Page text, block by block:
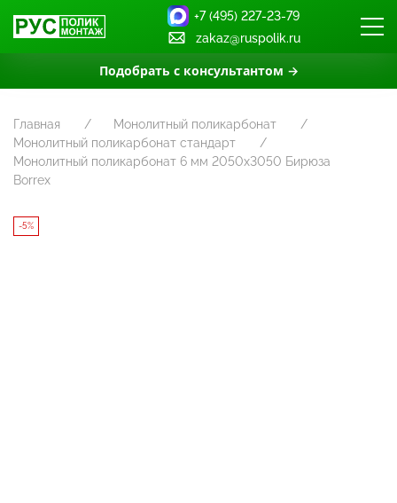
Подобрать с консультантом →
+7 (495) 227-23-79
zakaz@ruspolik.ru
Главная
Монолитный поликарбонат
Монолитный поликарбонат стандарт
Монолитный поликарбонат 6 мм 2050х3050 Бирюза
Borrex
-5%